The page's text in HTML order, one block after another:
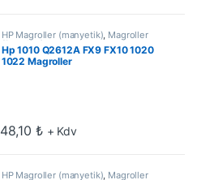
HP Magroller (manyetik), Magroller
(Develop)
Hp 1010 Q2612A FX9 FX10 1020
1022 Magroller
48,10 ₺ + Kdv
HP Magroller (manyetik) Magroller